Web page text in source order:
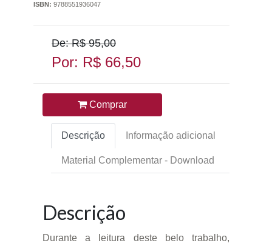
ISBN: 9788551936047
De: R$ 95,00
Por: R$ 66,50
Comprar
Descrição Informação adicional
Material Complementar - Download
Descrição
Durante a leitura deste belo trabalho,